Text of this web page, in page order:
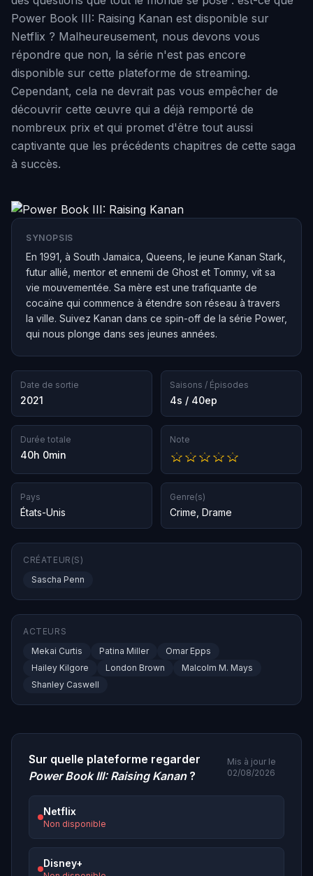
Power Book III: Raising Kanan est disponible sur
Netflix ? Malheureusement, nous devons vous
répondre que non, la série n'est pas encore
disponible sur cette plateforme de streaming.
Cependant, cela ne devrait pas vous empêcher de
découvrir cette œuvre qui a déjà remporté de
nombreux prix et qui promet d'être tout aussi
captivante que les précédents chapitres de cette saga
à succès.
SYNOPSIS
En 1991, à South Jamaica, Queens, le jeune Kanan Stark,
futur allié, mentor et ennemi de Ghost et Tommy, vit sa
vie mouvementée. Sa mère est une trafiquante de
cocaïne qui commence à étendre son réseau à travers
la ville. Suivez Kanan dans ce spin-off de la série Power,
qui nous plonge dans ses jeunes années.
Date de sortie
2021
Saisons / Épisodes
4s / 40ep
Durée totale
40h 0min
Note
Pays
États-Unis
Genre(s)
Crime Drame
CRÉATEUR(S)
Sascha Penn
ACTEURS
Mekai Curtis
Patina Miller
Omar Epps
Hailey Kilgore
London Brown
Malcolm M. Mays
Shanley Caswell
Sur quelle plateforme regarder
Power Book III: Raising Kanan?
Mis à jour le
02/08/2026
Netflix
Non disponible
Disney+